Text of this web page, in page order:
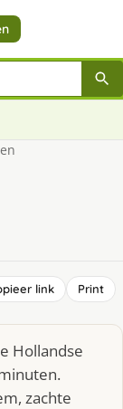
link Print
Hollandse
zachte